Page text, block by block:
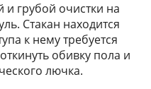
грубой очистки на
Стакан находится
к нему требуется
обивку пола и
лючка.